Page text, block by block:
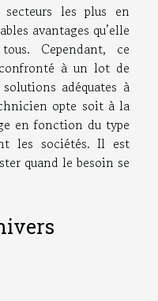
secteurs les plus en
avantages qu’elle
Cependant, ce
à un lot de
adéquates à
opte soit à la
en fonction du type
les sociétés. Il est
quand le besoin se